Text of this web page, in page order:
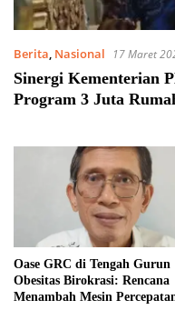
Berita, Nasional 17 Maret
Sinergi Kementerian
Program 3 Juta
Oase GRC di Tengah Gurun
Obesitas Birokrasi: Rencana
Menambah Mesin